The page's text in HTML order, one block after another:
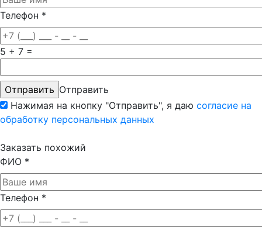
Телефон *
5 + 7 =
Отправить
Нажимая на кнопку "Отправить", я даю согласие на
обработку персональных данных
Заказать похожий
ФИО *
Телефон *